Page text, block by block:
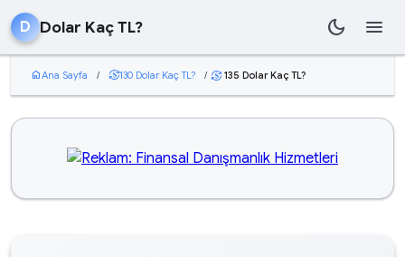
D Dolar Kaç TL? dark_mode menu
homeAna Sayfa / currency_exchange130 Dolar Kaç TL? / currency_exchange 135 Dolar Kaç TL?